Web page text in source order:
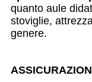
quanto aule
stoviglie,
genere.